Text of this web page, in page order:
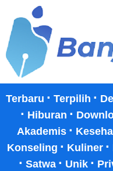
Terbaru · Terpilih ·
· Hiburan ·
Akademis ·
Konseling · Kuliner ·
· Satwa · Unik ·